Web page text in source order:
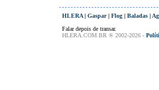
HLERA| Gaspar| Flog | Baladas |
Falar depois de transar.
HLERA.COM.BR ® 2002-2026 -